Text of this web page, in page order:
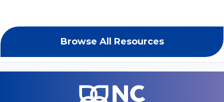
Browse All Resources